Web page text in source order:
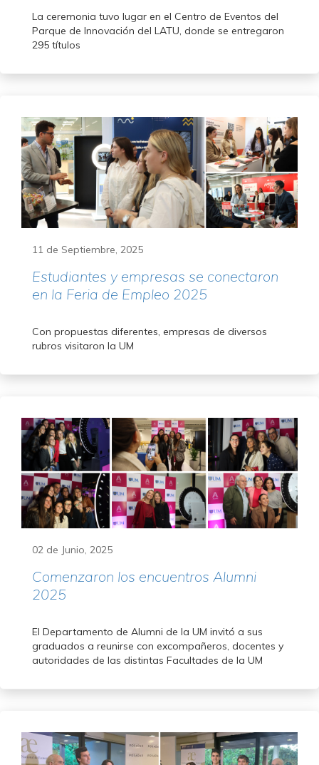
La ceremonia tuvo lugar en el Centro de Eventos del
Parque de Innovación del LATU, donde se entregaron
295 títulos
11 de Septiembre, 2025
Estudiantes y empresas se conectaron
en la Feria de Empleo 2025
Con propuestas diferentes, empresas de diversos
rubros visitaron la UM
02 de Junio, 2025
Comenzaron los encuentros Alumni
2025
El Departamento de Alumni de la UM invitó a sus
graduados a reunirse con excompañeros, docentes y
autoridades de las distintas Facultades de la UM